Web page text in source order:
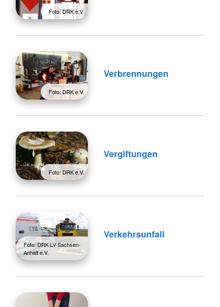
Foto: DRK e.V.
Foto: DRK e.V.
Verbrennungen
Foto: DRK e.V.
Vergiftungen
Foto: DRK LV Sachsen-
Anhalt e.V.
Verkehrsunfall